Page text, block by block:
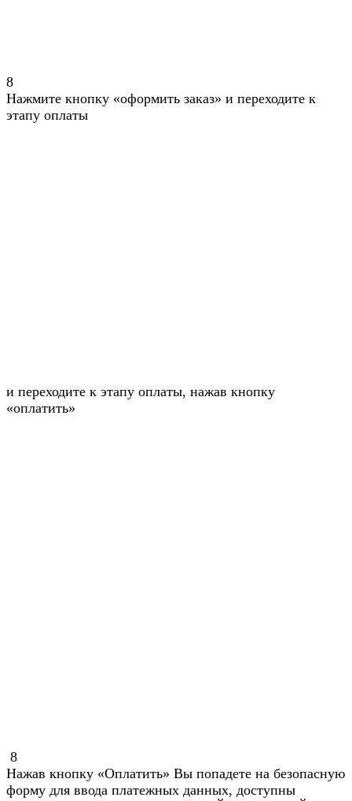
8
Нажмите кнопку «оформить заказ» и переходите к
этапу оплаты
и переходите к этапу оплаты, нажав кнопку
«оплатить»
8
Нажав кнопку «Оплатить» Вы попадете на безопасную
форму для ввода платежных данных, доступны